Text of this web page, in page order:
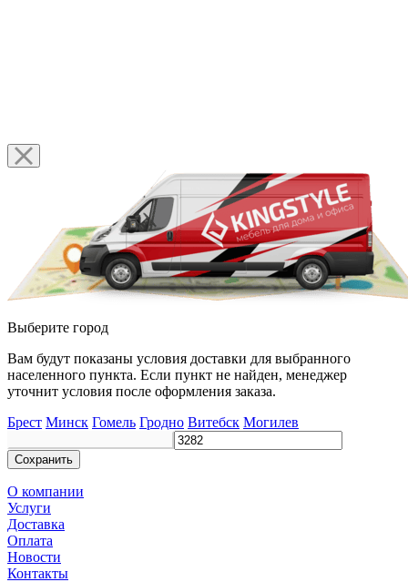
Выберите город
Вам будут показаны условия доставки для выбранного
населенного пункта. Если пункт не найден, менеджер
уточнит условия после оформления заказа.
Брест Минск Гомель Гродно Витебск Могилев
Сохранить
О компании
Услуги
Доставка
Оплата
Новости
Контакты